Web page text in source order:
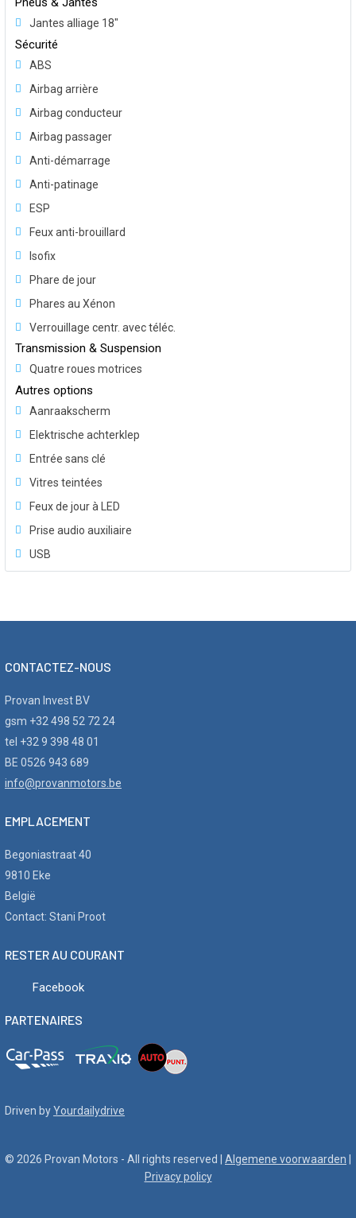
Jantes alliage 18"
Sécurité
ABS
Airbag arrière
Airbag conducteur
Airbag passager
Anti-démarrage
Anti-patinage
ESP
Feux anti-brouillard
Isofix
Phare de jour
Phares au Xénon
Verrouillage centr. avec téléc.
Transmission & Suspension
Quatre roues motrices
Autres options
Aanraakscherm
Elektrische achterklep
Entrée sans clé
Vitres teintées
Feux de jour à LED
Prise audio auxiliaire
USB
CONTACTEZ-NOUS
Provan Invest BV
gsm +32 498 52 72 24
tel +32 9 398 48 01
BE 0526 943 689
info@provanmotors.be
EMPLACEMENT
Begoniastraat 40
9810 Eke
België
Contact: Stani Proot
RESTER AU COURANT
Facebook
PARTENAIRES
Driven byYourdailydrive
© 2026 Provan Motors - All rights reserved | Algemene voorwaarden
Privacy policy